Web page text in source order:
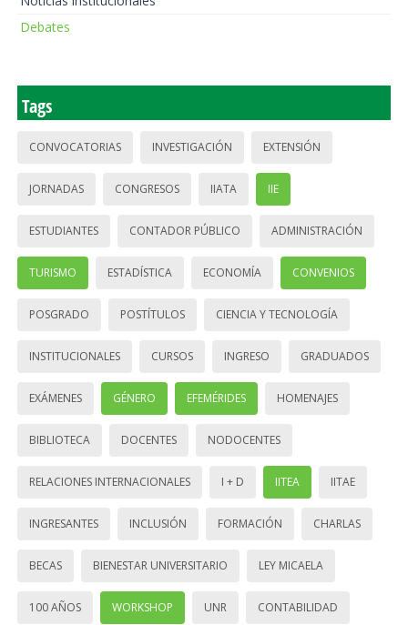
Debates
Tags
CONVOCATORIAS INVESTIGACIÓN EXTENSIÓN
JORNADAS CONGRESOS IIATA IIE
ESTUDIANTES CONTADOR PÚBLICO ADMINISTRACIÓN
TURISMO ESTADÍSTICA ECONOMÍA CONVENIOS
POSGRADO POSTÍTULOS CIENCIA Y TECNOLOGÍA
INSTITUCIONALES CURSOS INGRESO GRADUADOS
EXÁMENES GÉNERO EFEMÉRIDES HOMENAJES
BIBLIOTECA DOCENTES NODOCENTES
RELACIONES INTERNACIONALES I + D IITEA IITAE
INGRESANTES INCLUSIÓN FORMACIÓN CHARLAS
BECAS BIENESTAR UNIVERSITARIO LEY MICAELA
100 AÑOS WORKSHOP UNR CONTABILIDAD